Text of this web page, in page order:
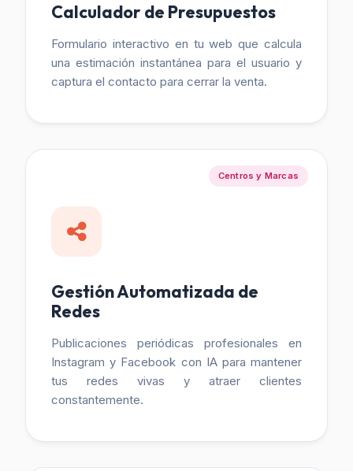
Calculador de Presupuestos
Formulario interactivo en tu web que calcula
una estimación instantánea para el usuario y
captura el contacto para cerrar la venta.
Centros y Marcas
Gestión Automatizada de
Redes
Publicaciones periódicas profesionales en
Instagram y Facebook con IA para mantener
tus redes vivas y atraer clientes
constantemente.